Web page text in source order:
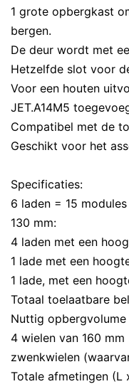
1 grote opbergkast
bergen.
De deur wordt met
Hetzelfde slot voor
Voor een houten
JET.A14M5
Compatibel met de
Geschikt voor het
Specificaties:
6 laden = 15
130 mm:
4 laden met een
1 lade met een
1 lade, met een
Totaal toelaatbare
Nuttig opbergvolume
4 wielen van 160
zwenkwielen
Totale afmetingen (L